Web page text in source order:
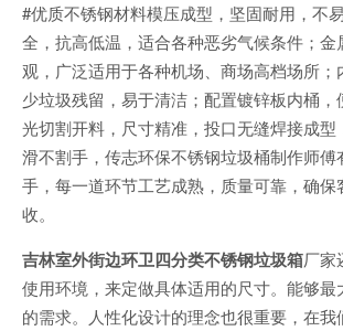
#优质不锈钢材料模压成型，坚固耐用，不
全，抗高低温，适合各种恶劣气候条件；金
观，广泛适用于各种机场、商场高档场所；
少垃圾残留，易于清洁；配置镀锌板内桶，
光切割开料，尺寸精准，投口无缝焊接成型
滑不割手，传志环保不锈钢垃圾桶制作师
手，每一道环节工艺成熟，质量可靠，确保
收。
吉林室外街边环卫四分类不锈钢垃圾箱厂家
使用环境，来定做具体适用的尺寸。能够最
的需求。人性化设计的理念也很重要，在我